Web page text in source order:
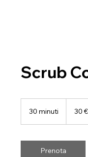
Scrub
30 minuti
i
n
30 €
Prenota